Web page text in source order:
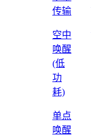
传输
空中
唤醒
(低
功
耗)
单点
唤醒